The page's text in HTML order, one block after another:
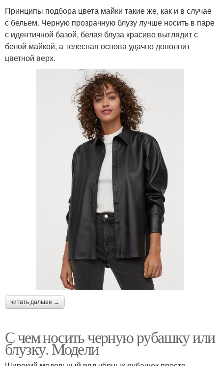
Принципы подбора цвета майки такие же, как и в случае
с бельем. Черную прозрачную блузу лучше носить в паре
с идентичной базой, белая блуза красиво выглядит с
белой майкой, а телесная основа удачно дополнит
цветной верх.
читать дальше →
С чем носить черную рубашку или
блузку. Модели